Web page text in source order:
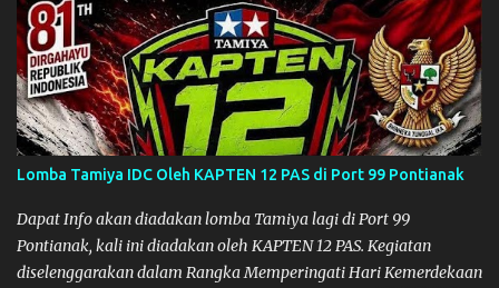
itu juga ada janji mau main ke Agus Tamiya dulu sebenarnya, tapi
karena mepet waktu, jadi lebih banyak main disini. Oiya, untuk
lomba ini lokasinya adalah di Port 99 Kota Pontianak. Pamflet
Lomba Tamiya Oiya sebagai Informasi, Saya dan Muzkha baru
pertama kali main disini. ya hitungannya saya sebagai new
comer lah :) Coach Dilla lagi setting Mobilnya
Lomba Tamiya IDC Oleh KAPTEN 12 PAS di Port 99 Pontianak
Dapat Info akan diadakan lomba Tamiya lagi di Port 99
Pontianak, kali ini diadakan oleh KAPTEN 12 PAS. Kegiatan
diselenggarakan dalam Rangka Memperingati Hari Kemerdekaan